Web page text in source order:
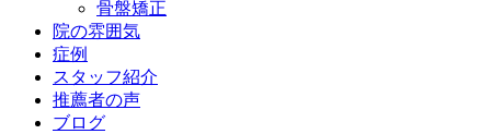
骨盤矯正
院の雰囲気
症例
スタッフ紹介
推薦者の声
ブログ